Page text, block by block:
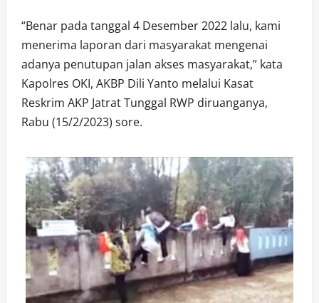
“Benar pada tanggal 4 Desember 2022 lalu, kami
menerima laporan dari masyarakat mengenai
adanya penutupan jalan akses masyarakat,” kata
Kapolres OKI, AKBP Dili Yanto melalui Kasat
Reskrim AKP Jatrat Tunggal RWP diruanganya,
Rabu (15/2/2023) sore.